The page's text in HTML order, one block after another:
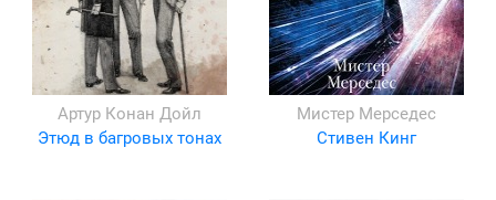
Артур Конан Дойл
Этюд в багровых тонах
Мистер Мерседес
Стивен Кинг